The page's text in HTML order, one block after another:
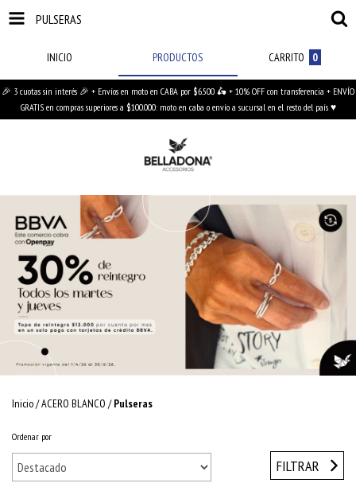
PULSERAS
INICIO PRODUCTOS CARRITO 0
🎉 3 cuotas sin interés 🎉 + Envíos en moto en CABA por $6.500 🛵 + 10% OFF con transferencia + ENVÍO
GRATIS en compras superiores a $100.000: moto en caba o envío a sucursal en el resto del país ♥
Inicio/ACERO BLANCO / Pulseras
Ordenar por
FILTRAR